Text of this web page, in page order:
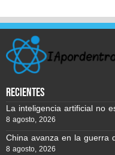
recientes
La inteligencia artificial no
8 agosto, 2026
China avanza en la guerra
8 agosto, 2026